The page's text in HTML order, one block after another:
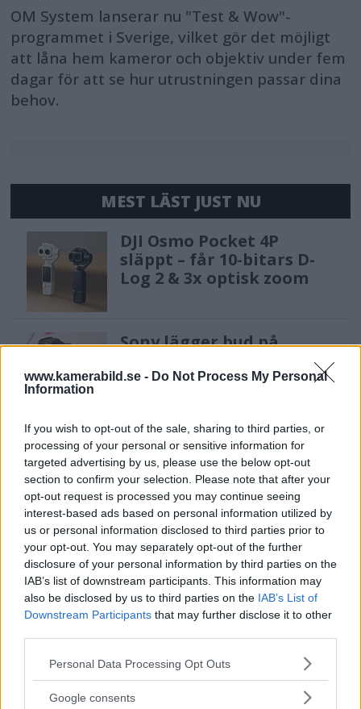
www.kamerabild.se - Do Not Process My Personal
Information
If you wish to opt-out of the sale, sharing to third parties, or
processing of your personal or sensitive information for
targeted advertising by us, please use the below opt-out
section to confirm your selection. Please note that after your
opt-out request is processed you may continue seeing
interest-based ads based on personal information utilized by
us or personal information disclosed to third parties prior to
your opt-out. You may separately opt-out of the further
disclosure of your personal information by third parties on the
IAB’s list of downstream participants. This information may
also be disclosed by us to third parties on the IAB’s List of
Downstream Participants that may further disclose it to other
Please note that this website/app uses one or more Google
not limited to your visit or usage behaviour. You may click to
Personal Data Processing Opt Outs
Google consents
OM System lanserar nu "Test & Wow"-
programmet i Sverige, vilket gör det möjligt
att låna hem kameror och objektiv under fem
dagar för att se hur utrustningen passar dina
behov.
MEST LÄST JUST NU
DJI Osmo Pocket 4P
släppt – får 10-bitars D-
Log 2 & 3x optisk zoom
Sony lägger bud på
Tamron – kan vara värt
12 miljarder kronor
F3 Foto – Sveriges nya
fotodagar till Göteborg,
Lund & Stockholm
Sony FE 100-400mm F5,6-8
OSS – lätt telezoom för
fågel, sport & natur
Sony RX10 V – ny
superzoom med 24–
600mm & AI-autofokus